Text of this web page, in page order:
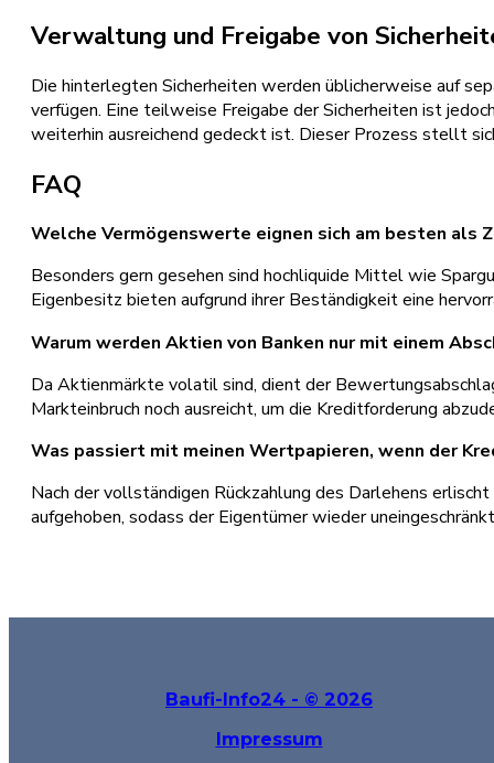
Verwaltung und Freigabe von
Die hinterlegten Sicherheiten werden üblicherweise auf
verfügen. Eine teilweise Freigabe der Sicherheiten ist
weiterhin ausreichend gedeckt ist. Dieser Prozess stellt
FAQ
Welche Vermögenswerte eignen sich am besten als
Besonders gern gesehen sind hochliquide Mittel wie
Eigenbesitz bieten aufgrund ihrer Beständigkeit eine
Warum werden Aktien von Banken nur mit einem
Da Aktienmärkte volatil sind, dient der
Markteinbruch noch ausreicht, um die Kreditforderung
Was passiert mit meinen Wertpapieren, wenn der
Nach der vollständigen Rückzahlung des Darlehens
aufgehoben, sodass der Eigentümer wieder
Baufi-Info24 - © 2026
Impressum